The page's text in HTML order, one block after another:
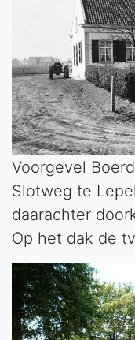
Voorgevel
Slotweg te
daarachter
Op het dak de